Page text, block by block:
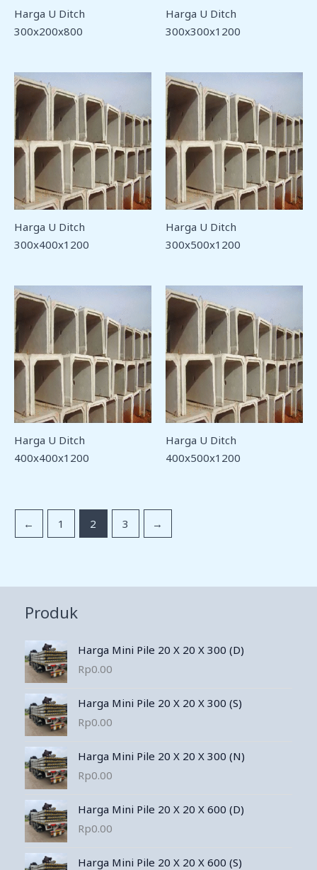
Harga U Ditch
300x200x800
Harga U Ditch
300x300x1200
Harga U Ditch
300x400x1200
Harga U Ditch
300x500x1200
Harga U Ditch
400x400x1200
Harga U Ditch
400x500x1200
← 1 2 3 →
Produk
Harga Mini Pile 20 X 20 X 300 (D)
Rp0.00
Harga Mini Pile 20 X 20 X 300 (S)
Rp0.00
Harga Mini Pile 20 X 20 X 300 (N)
Rp0.00
Harga Mini Pile 20 X 20 X 600 (D)
Rp0.00
Harga Mini Pile 20 X 20 X 600 (S)